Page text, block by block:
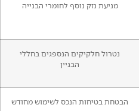
מניעת נזק נוסף לחומרי הבנייה
נטרול חלקיקים הנספגים בחללי
הבניין
הבטחת בטיחות הנכס לשימוש מחודש